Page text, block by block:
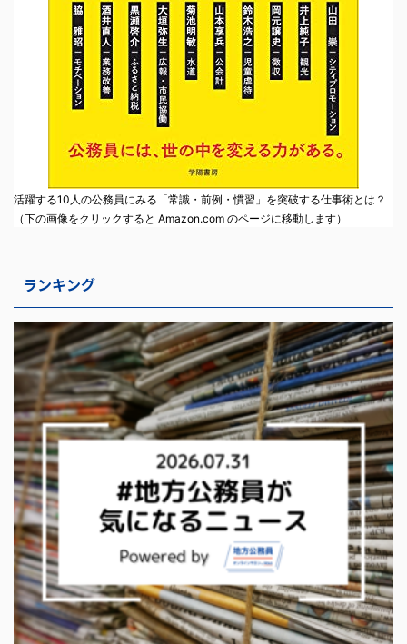
活躍する10人の公務員にみる「常識・前例・慣習」を突破する仕事術とは？
（下の画像をクリックすると Amazon.com のページに移動します）
ランキング